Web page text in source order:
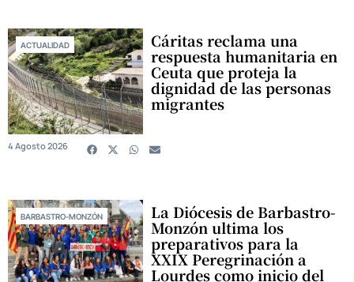
ACTUALIDAD Cáritas reclama una
respuesta humanitaria en
Ceuta que proteja la
dignidad de las personas
migrantes
4 Agosto 2026
BARBASTRO-MONZÓN La Diócesis de Barbastro-
Monzón ultima los
preparativos para la
XXIX Peregrinación a
Lourdes como inicio del